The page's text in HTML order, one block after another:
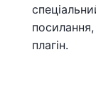
посилання,
плагін.